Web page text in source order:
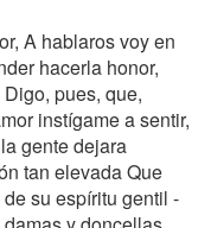
A hablaros voy en
hacerla honor,
pues, que,
instígame a sentir,
gente dejara
tan elevada Que
su espíritu gentil -